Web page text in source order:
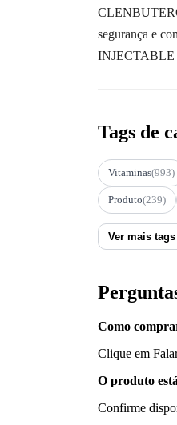
segurança e
INJECTABLE
Tags de
Vitaminas(993)
Produto(239)
Ver mais tags
Como
Clique em
O produto
Confirme